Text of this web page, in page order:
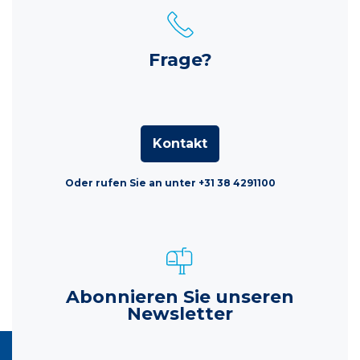
Frage?
Kontakt
Oder rufen Sie an unter +31 38 4291100
Abonnieren Sie unseren
Newsletter